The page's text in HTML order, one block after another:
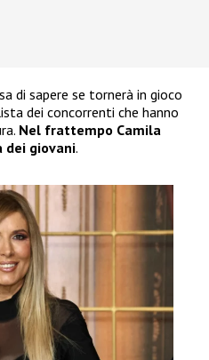
di sapere se tornerà in gioco
dei concorrenti che hanno
Nel frattempo Camila
dei giovani.